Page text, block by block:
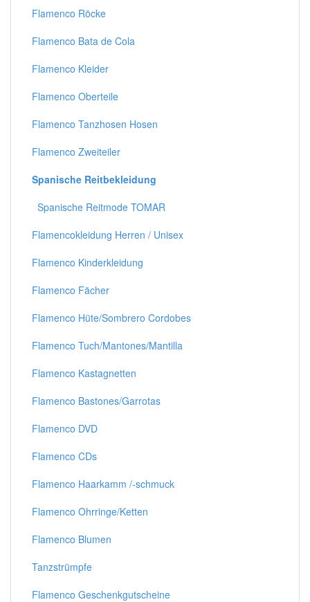
Flamenco Röcke
Flamenco Bata de Cola
Flamenco Kleider
Flamenco Oberteile
Flamenco Tanzhosen Hosen
Flamenco Zweiteiler
Spanische Reitbekleidung
Spanische Reitmode TOMAR
Flamencokleidung Herren / Unisex
Flamenco Kinderkleidung
Flamenco Fächer
Flamenco Hüte/Sombrero Cordobes
Flamenco Tuch/Mantones/Mantilla
Flamenco Kastagnetten
Flamenco Bastones/Garrotas
Flamenco DVD
Flamenco CDs
Flamenco Haarkamm /-schmuck
Flamenco Ohrringe/Ketten
Flamenco Blumen
Tanzstrümpfe
Flamenco Geschenkgutscheine